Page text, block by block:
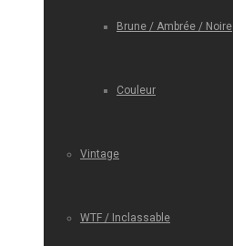
Brune / Ambrée / Noire
Couleur
Vintage
WTF / Inclassable